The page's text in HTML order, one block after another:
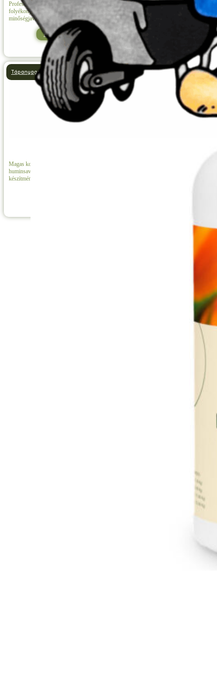
Professzionális célokra kifejlesztett,
folyékony állagú termésmennyiség- és
minőségjavító készítmény.
Részletek
Prémium minőségű, biológiailag aktív
növénykondicionáló készítmény
Részletek
Magas koncentrációjú, természetes
huminsav-tartalmú folyékony talajjavító
készítmény
Tápanyagpótlás